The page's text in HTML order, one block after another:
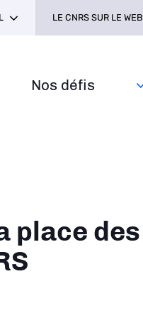
Nos défis‎
LE CNRS SUR LE WEB
place des